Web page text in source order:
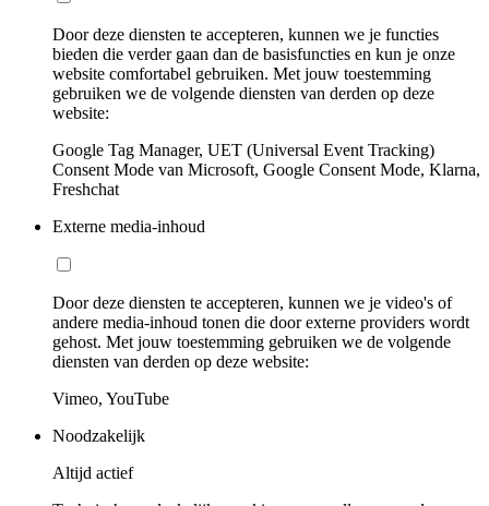
Door deze diensten te accepteren, kunnen we je functies
bieden die verder gaan dan de basisfuncties en kun je onze
website comfortabel gebruiken. Met jouw toestemming
gebruiken we de volgende diensten van derden op deze
website:
Google Tag Manager, UET (Universal Event Tracking)
Consent Mode van Microsoft, Google Consent Mode, Klarna,
Freshchat
Externe media-inhoud
Door deze diensten te accepteren, kunnen we je video's of
andere media-inhoud tonen die door externe providers wordt
gehost. Met jouw toestemming gebruiken we de volgende
diensten van derden op deze website:
Vimeo, YouTube
Noodzakelijk
Altijd actief